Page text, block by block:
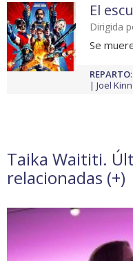
El
Dirigida
Se
REPARTO:
Joel
Taika Waititi.
relacionadas (+)